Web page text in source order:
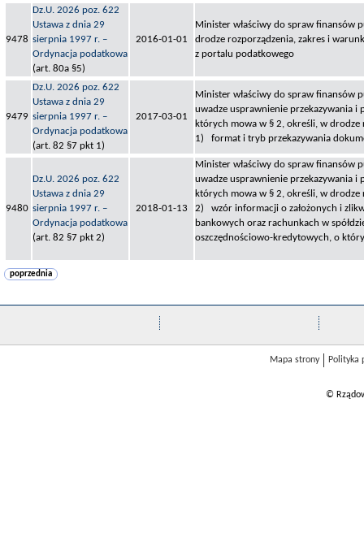
9478
Dz.U. 2026 poz. 622
Ustawa z dnia 29
sierpnia 1997 r. –
Ordynacja podatkowa
(art. 80a §5)
2016-01-01
Minister właściwy do spraw finansów
drodze rozporządzenia, zakres i
z portalu podatkowego
9479
Dz.U. 2026 poz. 622
Ustawa z dnia 29
sierpnia 1997 r. –
Ordynacja podatkowa
(art. 82 §7 pkt 1)
2017-03-01
Minister właściwy do spraw finansów
uwadze usprawnienie przekazywania i
których mowa w § 2, określi, w drodze
1) format i tryb przekazywania
9480
Dz.U. 2026 poz. 622
Ustawa z dnia 29
sierpnia 1997 r. –
Ordynacja podatkowa
(art. 82 §7 pkt 2)
2018-01-13
Minister właściwy do spraw finansów
uwadze usprawnienie przekazywania i
których mowa w § 2, określi, w drodze
2) wzór informacji o założonych i
bankowych oraz rachunkach w
oszczędnościowo-kredytowych, o
poprzednia
Mapa strony Polityka
©